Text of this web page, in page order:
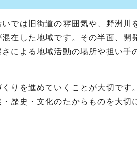
では旧街道の雰囲気や、野洲川
在した地域です。その半面、開
による地域活動の場所や担い手
りを進めていくことが大切です
歴史・文化のたからものを大切